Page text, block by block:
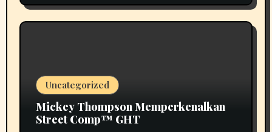
MT
Uncategorized
Mickey Thompson Memperkenalkan
Street Comp™ GHT